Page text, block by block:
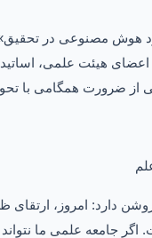
هوش مصنوعی در
هیئت علمی، اساتید و
ضرورت همگامی با
دارد: امروز،
جامعه علمی ما